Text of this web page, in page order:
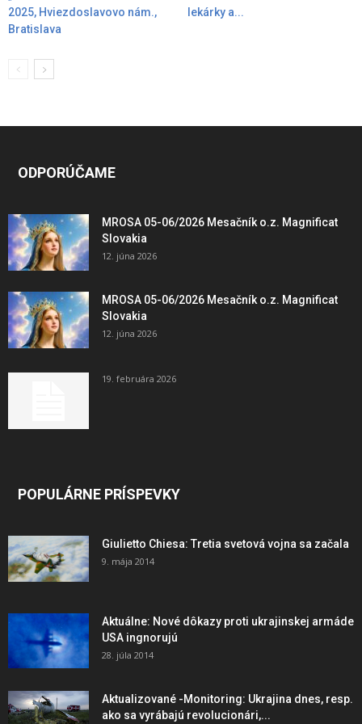
2025, Hviezdoslavovo nám.,
Bratislava
lekárky a...
ODPORÚČAME
MROSA 05-06/2026 Mesačník o.z. Magnificat
Slovakia
12. júna 2026
MROSA 05-06/2026 Mesačník o.z. Magnificat
Slovakia
12. júna 2026
19. februára 2026
POPULÁRNE PRÍSPEVKY
Giulietto Chiesa: Tretia svetová vojna sa začala
9. mája 2014
Aktuálne: Nové dôkazy proti ukrajinskej armáde
USA ingnorujú
28. júla 2014
Aktualizované -Monitoring: Ukrajina dnes, resp.
ako sa vyrábajú revolucionári,...